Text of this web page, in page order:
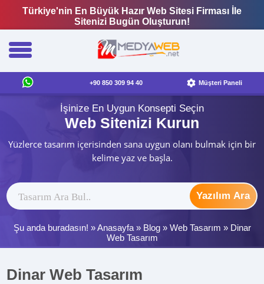
Türkiye'nin En Büyük Hazır Web Sitesi Firması İle
Sitenizi Bugün Oluşturun!
+90 850 309 94 40 Müşteri Paneli
İşinize En Uygun Konsepti Seçin
Web Sitenizi Kurun
Yüzlerce tasarım içerisinden sana uygun olanı bulmak için bir
kelime yaz ve başla.
Yazılım Ara
Şu anda buradasın! »Anasayfa» Blog» Web Tasarım » Dinar
Web Tasarım
Dinar Web Tasarım